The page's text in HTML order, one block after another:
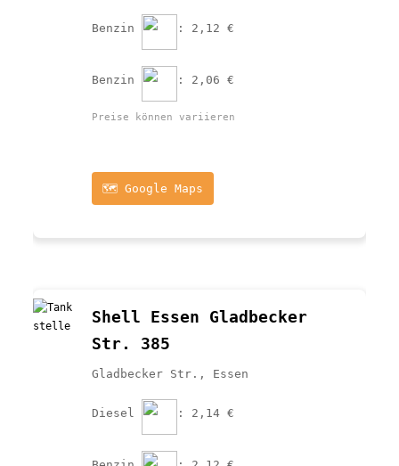
Benzin : 2,12 €
Benzin : 2,06 €
Preise können variieren
🗺️ Google Maps
Shell Essen Gladbecker
Str. 385
Gladbecker Str., Essen
Diesel : 2,14 €